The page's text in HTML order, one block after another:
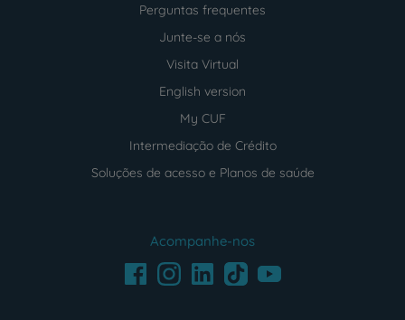
Perguntas frequentes
Junte-se a nós
Visita Virtual
English version
My CUF
Intermediação de Crédito
Soluções de acesso e Planos de saúde
Acompanhe-nos
FacebookInstagramLinkedInTikTokYoutube